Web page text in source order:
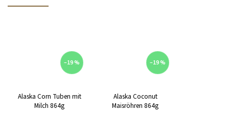
–19 %
Alaska Corn Tuben mit
Milch 864g
–19 %
Alaska Coconut
Maisröhren 864g